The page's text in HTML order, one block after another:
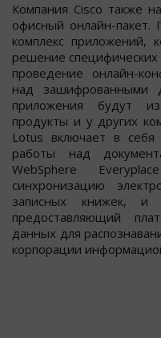
Компания Cisco также
офисный онлайн-пакет.
комплекс приложений,
решение специфических
проведение онлайн-
над зашифрованными
приложения будут
продукты и у других
Lotus включает в
работы над
WebSphere
синхронизацию
записных книжек, и
предоставляющий
данных для
корпорации